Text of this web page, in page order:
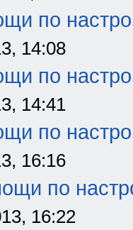
по
14:08
по
14:41
по
16:16
по
16:22